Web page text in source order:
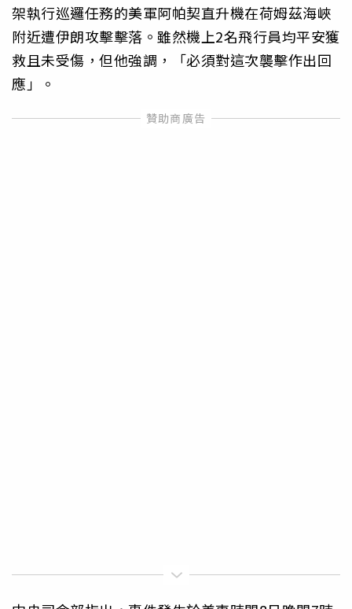
架執行巡邏任務的美軍阿帕契直升機在荷姆茲海峽
附近遭伊朗攻擊擊落。雖然機上2名飛行員均平安獲
救且未受傷，但他強調，「必須對這次襲擊作出回
應」。